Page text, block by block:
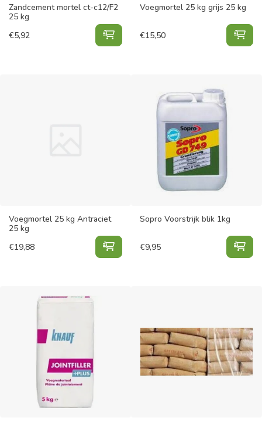
Zandcement mortel ct-c12/F2
25 kg
€5,92 Zandcement mortel ct-c12/F2 25
Voegmortel 25 kg grijs 25 kg
€15,50
Voegmortel 25 kg Antraciet
25 kg
€19,88 Voegmortel 25 kg Antraciet 25 kg
Sopro Voorstrijk blik 1kg
€9,95